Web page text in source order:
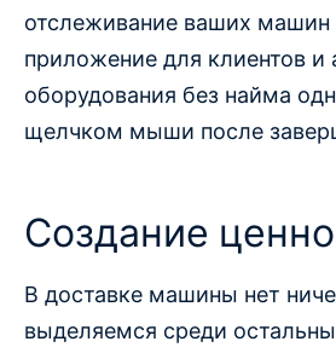
отслеживание ваших машин
приложение для клиентов и
оборудования без найма
щелчком мыши после
Создание
В доставке машины нет
выделяемся среди